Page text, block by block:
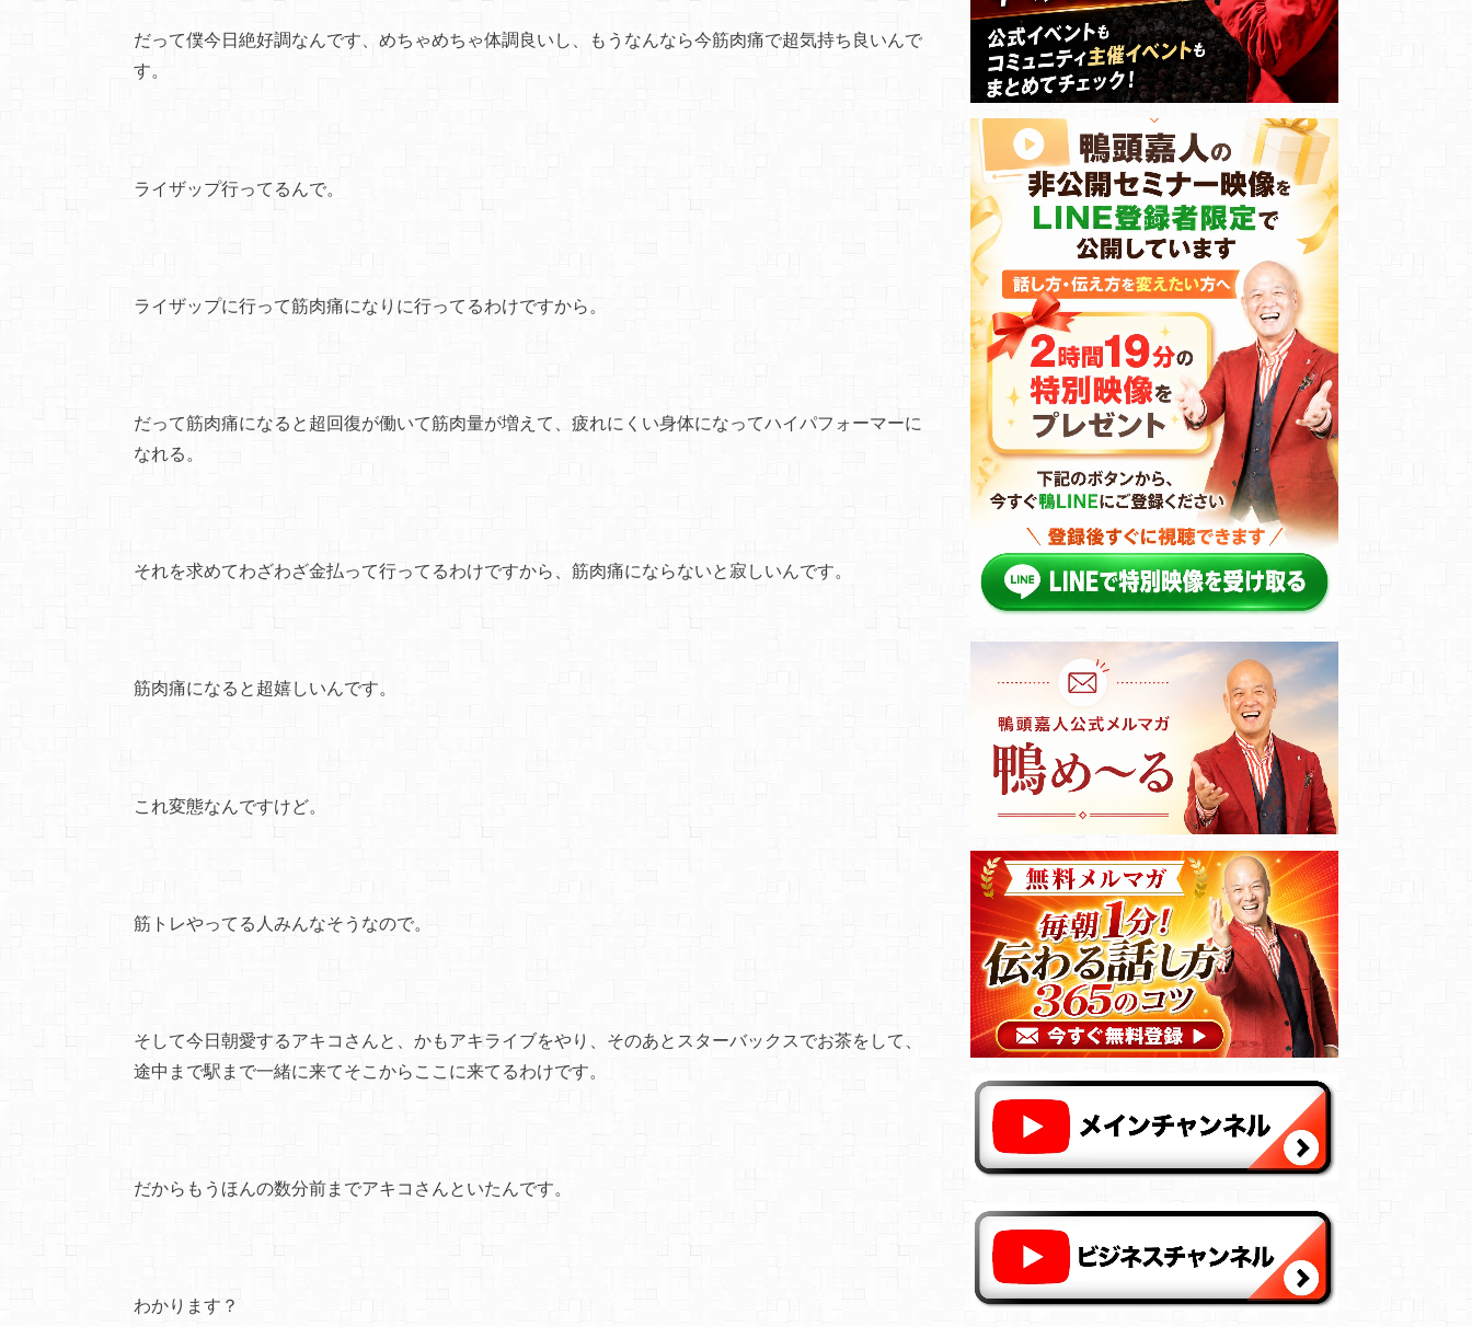
だって僕今日絶好調なんです、めちゃめちゃ体調良いし、もうなんなら今筋肉痛で超気持ち良いんで
す。
ライザップ行ってるんで。
ライザップに行って筋肉痛になりに行ってるわけですから。
だって筋肉痛になると超回復が働いて筋肉量が増えて、疲れにくい身体になってハイパフォーマーに
なれる。
それを求めてわざわざ金払って行ってるわけですから、筋肉痛にならないと寂しいんです。
筋肉痛になると超嬉しいんです。
これ変態なんですけど。
筋トレやってる人みんなそうなので。
そして今日朝愛するアキコさんと、かもアキライブをやり、そのあとスターバックスでお茶をして、
途中まで駅まで一緒に来てそこからここに来てるわけです。
だからもうほんの数分前までアキコさんといたんです。
わかります？